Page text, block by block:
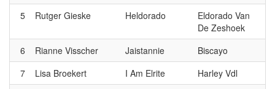
5
Rutger Gieske Heldorado
Eldorado Van
De Zeshoek
6
Rianne Visscher Jaistannie
Biscayo
7
Lisa Broekert I Am Elrite
Harley Vdl